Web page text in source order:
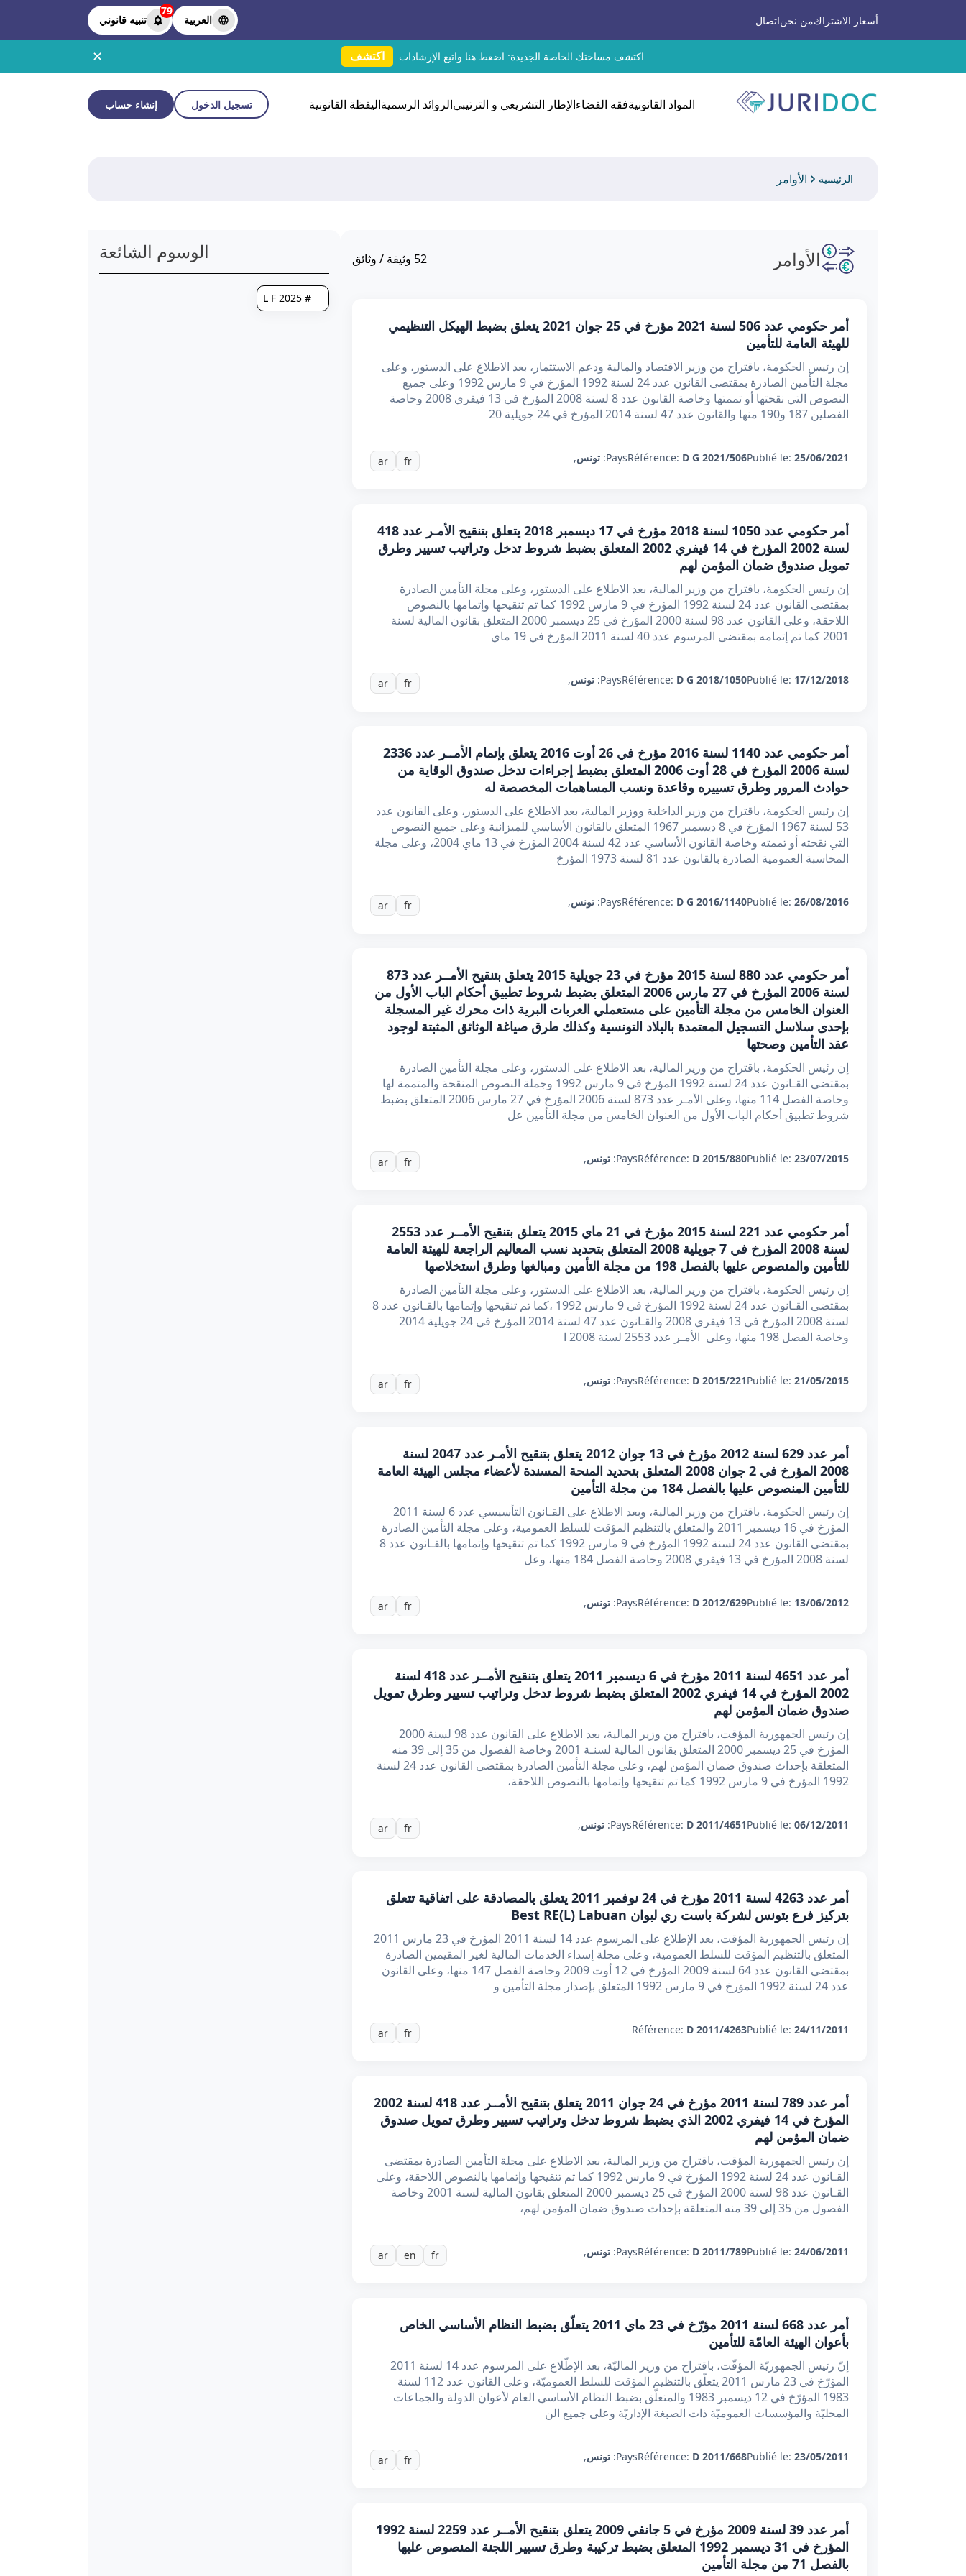
أسعار الاشتراكمن نحناتصال العربية
79
تنبيه قانوني
اكتشف مساحتك الخاصة الجديدة: اضغط هنا واتبع الإرشادات. اكتشف ✕
المواد القانونيةفقه القضاءالإطار التشريعي و الترتيبيالروائد الرسميةاليقظة القانونية تسجيل الدخول إنشاء حساب
الرئيسية الأوامر
الأوامر 52 وثيقة / وثائق
أمر حكومي عدد 506 لسنة 2021 مؤرخ في 25 جوان 2021 يتعلق بضبط الهيكل التنظيمي
للهيئة العامة للتأمين
إن رئيس الحكومة، باقتراح من وزير الاقتصاد والمالية ودعم الاستثمار، بعد الاطلاع على الدستور، وعلى
مجلة التأمين الصادرة بمقتضى القانون عدد 24 لسنة 1992 المؤرخ في 9 مارس 1992 وعلى جميع
النصوص التي نقحتها أو تممتها وخاصة القانون عدد 8 لسنة 2008 المؤرخ في 13 فيفري 2008 وخاصة
الفصلين 187 و190 منها والقانون عدد 47 لسنة 2014 المؤرخ في 24 جويلية 20
Publié le: 25/06/2021
Référence: D G 2021/506
Pays: تونس,
fr
ar
أمر حكومي عدد 1050 لسنة 2018 مؤرخ في 17 ديسمبر 2018 يتعلق بتنقيح الأمـر عدد 418
لسنة 2002 المؤرخ في 14 فيفري 2002 المتعلق بضبط شروط تدخل وتراتيب تسيير وطرق
تمويل صندوق ضمان المؤمن لهم
إن رئيس الحكومة، باقتراح من وزير المالية، بعد الاطلاع على الدستور، وعلى مجلة التأمين الصادرة
بمقتضى القانون عدد 24 لسنة 1992 المؤرخ في 9 مارس 1992 كما تم تنقيحها وإتمامها بالنصوص
اللاحقة، وعلى القانون عدد 98 لسنة 2000 المؤرخ في 25 ديسمبر 2000 المتعلق بقانون المالية لسنة
2001 كما تم إتمامه بمقتضى المرسوم عدد 40 لسنة 2011 المؤرخ في 19 ماي
Publié le: 17/12/2018
Référence: D G 2018/1050
Pays: تونس,
fr
ar
أمر حكومي عدد 1140 لسنة 2016 مؤرخ في 26 أوت 2016 يتعلق بإتمام الأمــر عدد 2336
لسنة 2006 المؤرخ في 28 أوت 2006 المتعلق بضبط إجراءات تدخل صندوق الوقاية من
حوادث المرور وطرق تسييره وقاعدة ونسب المساهمات المخصصة له
إن رئيس الحكومة، باقتراح من وزير الداخلية ووزير المالية، بعد الاطلاع على الدستور، وعلى القانون عدد
53 لسنة 1967 المؤرخ في 8 ديسمبر 1967 المتعلق بالقانون الأساسي للميزانية وعلى جميع النصوص
التي نقحته أو تممته وخاصة القانون الأساسي عدد 42 لسنة 2004 المؤرخ في 13 ماي 2004، وعلى مجلة
المحاسبة العمومية الصادرة بالقانون عدد 81 لسنة 1973 المؤرخ
Publié le: 26/08/2016
Référence: D G 2016/1140
Pays: تونس,
fr
ar
أمر حكومي عدد 880 لسنة 2015 مؤرخ في 23 جويلية 2015 يتعلق بتنقيح الأمــر عدد 873
لسنة 2006 المؤرخ في 27 مارس 2006 المتعلق بضبط شروط تطبيق أحكام الباب الأول من
العنوان الخامس من مجلة التأمين على مستعملي العربات البرية ذات محرك غير المسجلة
بإحدى سلاسل التسجيل المعتمدة بالبلاد التونسية وكذلك طرق صياغة الوثائق المثبتة لوجود
عقد التأمين وصحتها
إن رئيس الحكومة، باقتراح من وزير المالية، بعد الاطلاع على الدستور، وعلى مجلة التأمين الصادرة
بمقتضى القـانون عدد 24 لسنة 1992 المؤرخ في 9 مارس 1992 وجملة النصوص المنقحة والمتممة لها
وخاصة الفصل 114 منها، وعلى الأمـر عدد 873 لسنة 2006 المؤرخ في 27 مارس 2006 المتعلق بضبط
شروط تطبيق أحكام الباب الأول من العنوان الخامس من مجلة التأمين عل
Publié le: 23/07/2015
Référence: D 2015/880
Pays: تونس,
fr
ar
أمر حكومي عدد 221 لسنة 2015 مؤرخ في 21 ماي 2015 يتعلق بتنقيح الأمــر عدد 2553
لسنة 2008 المؤرخ في 7 جويلية 2008 المتعلق بتحديد نسب المعاليم الراجعة للهيئة العامة
للتأمين والمنصوص عليها بالفصل 198 من مجلة التأمين ومبالغها وطرق استخلاصها
إن رئيس الحكومة، باقتراح من وزير المالية، بعد الاطلاع على الدستور، وعلى مجلة التأمين الصادرة
بمقتضى القـانون عدد 24 لسنة 1992 المؤرخ في 9 مارس 1992 ،كما تم تنقيحها وإتمامها بالقـانون عدد 8
لسنة 2008 المؤرخ في 13 فيفري 2008 والقـانون عدد 47 لسنة 2014 المؤرخ في 24 جويلية 2014
وخاصة الفصل 198 منها، وعلى الأمـر عدد 2553 لسنة 2008 ا
Publié le: 21/05/2015
Référence: D 2015/221
Pays: تونس,
fr
ar
أمر عدد 629 لسنة 2012 مؤرخ في 13 جوان 2012 يتعلق بتنقيح الأمـر عدد 2047 لسنة
2008 المؤرخ في 2 جوان 2008 المتعلق بتحديد المنحة المسندة لأعضاء مجلس الهيئة العامة
للتأمين المنصوص عليها بالفصل 184 من مجلة التأمين
إن رئيس الحكومة، باقتراح من وزير المالية، وبعد الاطلاع على القـانون التأسيسي عدد 6 لسنة 2011
المؤرخ في 16 ديسمبر 2011 والمتعلق بالتنظيم المؤقت للسلط العمومية، وعلى مجلة التأمين الصادرة
بمقتضى القانون عدد 24 لسنة 1992 المؤرخ في 9 مارس 1992 كما تم تنقيحها وإتمامها بالقـانون عدد 8
لسنة 2008 المؤرخ في 13 فيفري 2008 وخاصة الفصل 184 منها، وعل
Publié le: 13/06/2012
Référence: D 2012/629
Pays: تونس,
fr
ar
أمر عدد 4651 لسنة 2011 مؤرخ في 6 ديسمبر 2011 يتعلق بتنقيح الأمــر عدد 418 لسنة
2002 المؤرخ في 14 فيفري 2002 المتعلق بضبط شروط تدخل وتراتيب تسيير وطرق تمويل
صندوق ضمان المؤمن لهم
إن رئيس الجمهورية المؤقت، باقتراح من وزير المالية، بعد الاطلاع على القانون عدد 98 لسنة 2000
المؤرخ في 25 ديسمبر 2000 المتعلق بقانون المالية لسنـة 2001 وخاصة الفصول من 35 إلى 39 منه
المتعلقة بإحداث صندوق ضمان المؤمن لهم، وعلى مجلة التأمين الصادرة بمقتضى القانون عدد 24 لسنة
1992 المؤرخ في 9 مارس 1992 كما تم تنقيحها وإتمامها بالنصوص اللاحقة،
Publié le: 06/12/2011
Référence: D 2011/4651
Pays: تونس,
fr
ar
أمر عدد 4263 لسنة 2011 مؤرخ في 24 نوفمبر 2011 يتعلق بالمصادقة على اتفاقية تتعلق
بتركيز فرع بتونس لشركة باست ري لبوان Best RE(L) Labuan
إن رئيس الجمهورية المؤقت، بعد الإطلاع على المرسوم عدد 14 لسنة 2011 المؤرخ في 23 مارس 2011
المتعلق بالتنظيم المؤقت للسلط العمومية، وعلى مجلة إسداء الخدمات المالية لغير المقيمين الصادرة
بمقتضى القانون عدد 64 لسنة 2009 المؤرخ في 12 أوت 2009 وخاصة الفصل 147 منها، وعلى القانون
عدد 24 لسنة 1992 المؤرخ في 9 مارس 1992 المتعلق بإصدار مجلة التأمين و
Publié le: 24/11/2011
Référence: D 2011/4263
fr
ar
أمر عدد 789 لسنة 2011 مؤرخ في 24 جوان 2011 يتعلق بتنقيح الأمــر عدد 418 لسنة 2002
المؤرخ في 14 فيفري 2002 الذي يضبط شروط تدخل وتراتيب تسيير وطرق تمويل صندوق
ضمان المؤمن لهم
إن رئيس الجمهورية المؤقت، باقتراح من وزير المالية، بعد الاطلاع على مجلة التأمين الصادرة بمقتضى
القـانون عدد 24 لسنة 1992 المؤرخ في 9 مارس 1992 كما تم تنقيحها وإتمامها بالنصوص اللاحقة، وعلى
القـانون عدد 98 لسنة 2000 المؤرخ في 25 ديسمبر 2000 المتعلق بقانون المالية لسنة 2001 وخاصة
الفصول من 35 إلى 39 منه المتعلقة بإحداث صندوق ضمان المؤمن لهم،
Publié le: 24/06/2011
Référence: D 2011/789
Pays: تونس,
fr
en
ar
أمر عدد 668 لسنة 2011 مؤرّخ في 23 ماي 2011 يتعلّق بضبط النظام الأساسي الخاص
بأعوان الهيئة العامّة للتأمين
إنّ رئيس الجمهوريّة المؤقّت، باقتراح من وزير الماليّة، بعد الإطّلاع على المرسوم عدد 14 لسنة 2011
المؤرّخ في 23 مارس 2011 يتعلّق بالتنظيم المؤقت للسلط العموميّة، وعلى القانون عدد 112 لسنة
1983 المؤرّخ في 12 ديسمبر 1983 والمتعلّق بضبط النظام الأساسي العام لأعوان الدولة والجماعات
المحليّة والمؤسسات العموميّة ذات الصبغة الإداريّة وعلى جميع الن
Publié le: 23/05/2011
Référence: D 2011/668
Pays: تونس,
fr
ar
أمر عدد 39 لسنة 2009 مؤرخ في 5 جانفي 2009 يتعلق بتنقيح الأمــر عدد 2259 لسنة 1992
المؤرخ في 31 ديسمبر 1992 المتعلق بضبط تركيبة وطرق تسيير اللجنة المنصوص عليها
بالفصل 71 من مجلة التأمين
الوسوم الشائعة
# L F 2025